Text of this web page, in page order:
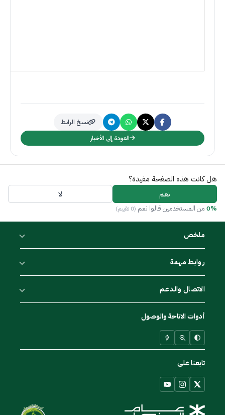
نسخ الرابط
العودة إلى الأخبار
هل كانت هذه الصفحة مفيدة؟
نعم لا
0% من المستخدمين قالوا نعم (0 تقييم)
ملخص
روابط مهمة
الاتصال والدعم
أدوات الاتاحة والوصول
تابعنا على